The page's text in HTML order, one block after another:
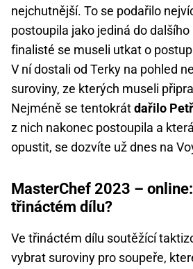
nejchutnější. To se podařilo
postoupila jako jediná do
finalisté se museli utkat o
V ní dostali od Terky na pohled
suroviny, ze kterých museli
Nejméně se tentokrátdařilo
z nich nakonec postoupila a
opustit, se dozvíte už dnes na
MasterChef 2023 –
třináctém dílu?
Ve třináctém dílu soutěžící
vybrat suroviny pro soupeře,